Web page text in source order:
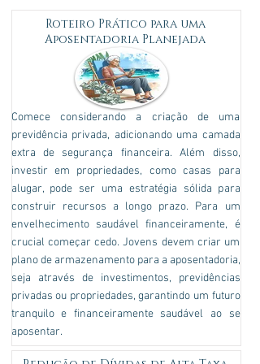
Roteiro Prático para uma
Aposentadoria Planejada
Comece considerando a criação de uma
previdência privada, adicionando uma camada
extra de segurança financeira. Além disso,
investir em propriedades, como casas para
alugar, pode ser uma estratégia sólida para
construir recursos a longo prazo. Para um
envelhecimento saudável financeiramente, é
crucial começar cedo. Jovens devem criar um
plano de armazenamento para a aposentadoria,
seja através de investimentos, previdências
privadas ou propriedades, garantindo um futuro
tranquilo e financeiramente saudável ao se
aposentar.